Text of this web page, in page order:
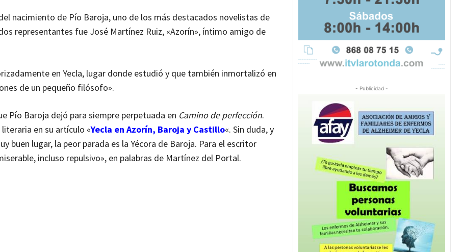
nacimiento de Pío Baroja, uno de los más destacados novelistas de
representantes fue José Martínez Ruiz, «Azorín», íntimo amigo de
en Yecla, lugar donde estudió y que también inmortalizó en
de un pequeño filósofo».
Pío Baroja dejó para siempre perpetuada en Camino de perfección.
literaria en su artículo «Yecla en Azorín, Baroja y Castillo«. Sin duda, y
buen lugar, la peor parada es la Yécora de Baroja. Para el escritor
incluso repulsivo», en palabras de Martínez del Portal.
- Publicidad -